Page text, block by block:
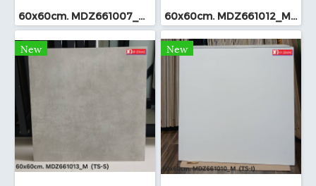
60x60cm. MDZ661007_M (TS-I) 60x60cm. MDZ661012_M (TS-I)
New New